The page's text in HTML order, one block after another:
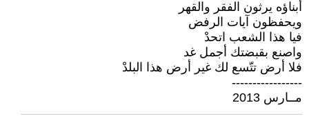
أبناؤه يرثون الفقر والقهر‎
ويحفظون آيات الرفض‎
فيا هذا الشعب اتحدْ‎
واصنع بقبضتك أجمل غد‎
فلا أرض تتّسع لك غير أرض هذا البلدْ
‏-----------------‏‎
مــارس ‏‎2013‎